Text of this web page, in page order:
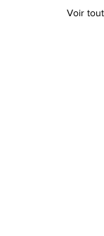
Voir tout